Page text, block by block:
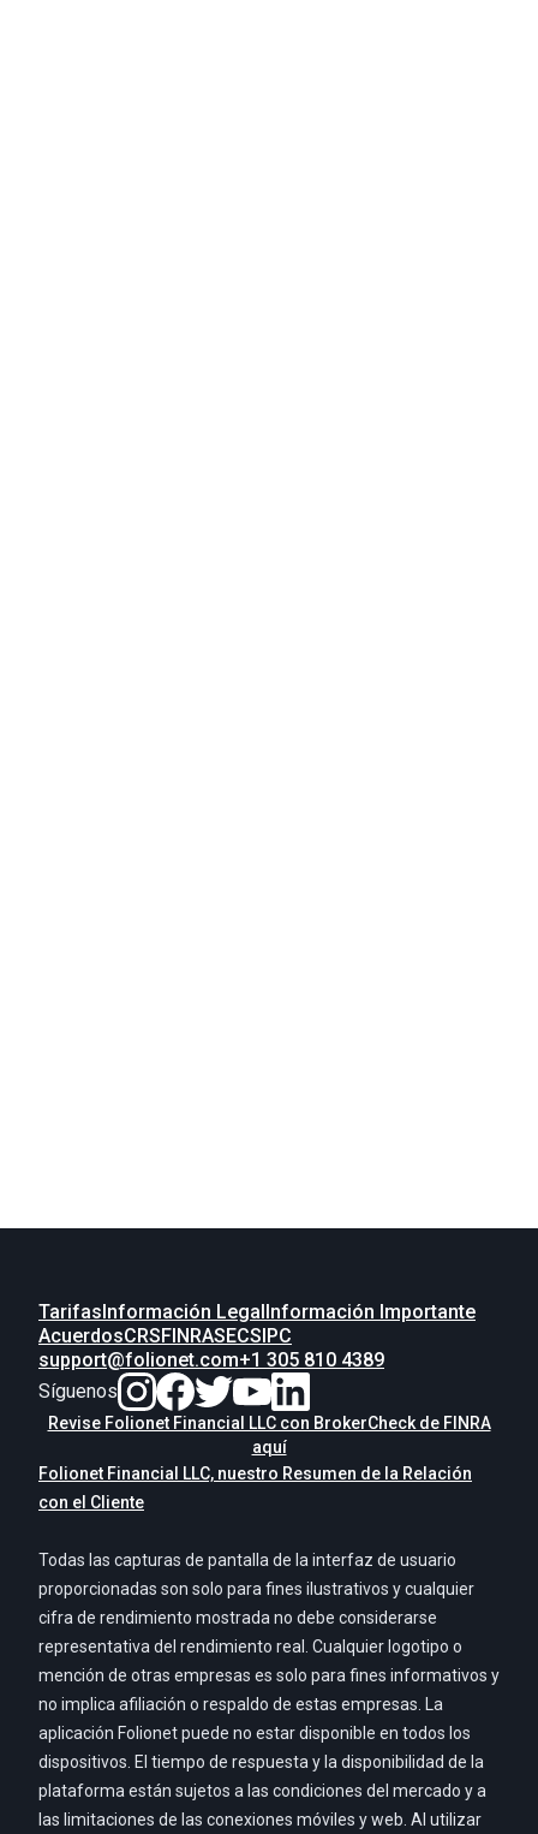
Tarifas Información Legal Información Importante
AcuerdosCRSFINRASECSIPC
support@folionet.com+1 305 810 4389
Síguenos
Revise Folionet Financial LLC con BrokerCheck de FINRA
aquí
Folionet Financial LLC, nuestro Resumen de la Relación
con el Cliente
Todas las capturas de pantalla de la interfaz de usuario
proporcionadas son solo para fines ilustrativos y cualquier
cifra de rendimiento mostrada no debe considerarse
representativa del rendimiento real. Cualquier logotipo o
mención de otras empresas es solo para fines informativos y
no implica afiliación o respaldo de estas empresas. La
aplicación Folionet puede no estar disponible en todos los
dispositivos. El tiempo de respuesta y la disponibilidad de la
plataforma están sujetos a las condiciones del mercado y a
las limitaciones de las conexiones móviles y web. Al utilizar